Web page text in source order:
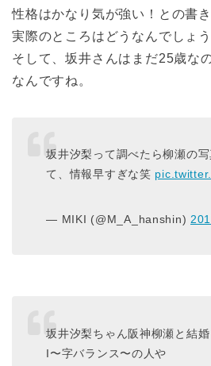
性格はかなり気が強い！との書
実際のところはどうなんでしょ
そして、坂井さんはまだ25歳な
なんですね。
坂井汐梨って調べたら柳瀬の
て、情報早すぎな笑
— MIKI (@M_A_hanshin)
坂井汐梨ちゃん阪神柳瀬と結婚
I〜字バランス〜の人や